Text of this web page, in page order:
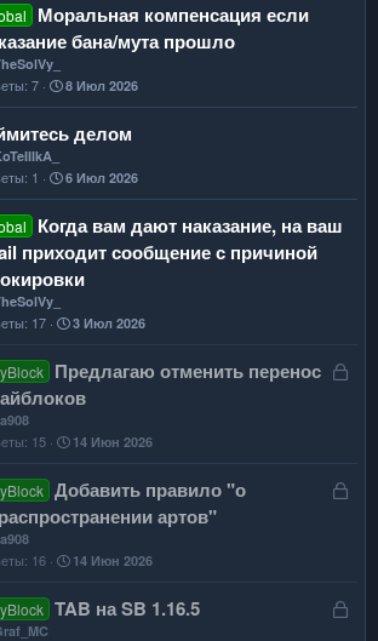
Моральная компенсация если
бана/мута прошло
7 8 Июл 2026
делом
1 6 Июл 2026
Когда вам дают наказание, на ваш
приходит сообщение с причиной
17 3 Июл 2026
З
т
Предлагаю отменить перенос
15 14 Июн 2026
З
т
Добавить правило "о
артов"
16 14 Июн 2026
З
TAB на SB 1.16.5